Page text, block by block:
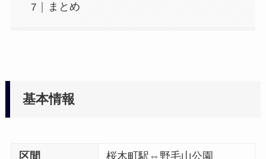
まとめ
基本情報
区間 桜木町駅⇔野毛山公園